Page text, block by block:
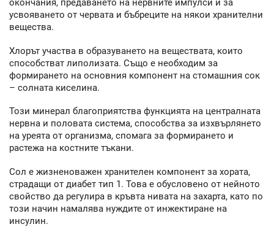
окончания, предаването на нервните импулси и за
усвояването от червата и бъбреците на някои хранителни
вещества.
Хлорът участва в образуването на веществата, които
способстват липолизата. Също е необходим за
формирането на основния компонент на стомашния сок
– солната киселина.
Този минерал благоприятства функцията на централната
нервна и половата система, способства за изхвърлянето
на уреята от организма, спомага за формирането и
растежа на костните тъкани.
Сол е жизненоважен хранителен компонент за хората,
страдащи от диабет тип 1. Това е обусловено от нейното
свойство да регулира в кръвта нивата на захарта, като по
този начин намалява нуждите от инжектиране на
инсулин.